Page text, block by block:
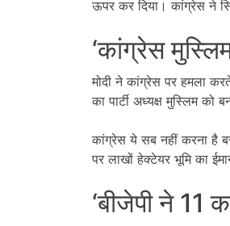
ऊपर कर दिया। कांग्रेस ने
‘कांग्रेस मुस्लिम
मोदी ने कांग्रेस पर हमला
का पार्टी अध्यक्ष मुस्लिम
कांग्रेस ये सब नहीं करना है
पर लाखों हेक्टेयर भूमि का
‘बीजेपी ने 11